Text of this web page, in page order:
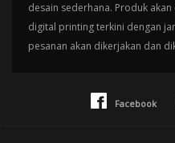
desain sederhana. Produk
digital printing terkini dengan
pesanan akan dikerjakan dan
Facebook